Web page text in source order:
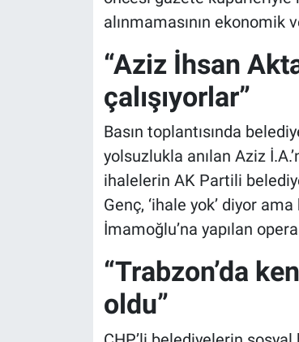
alınmamasının ekonomik
“Aziz İhsan
çalışıyorlar”
Basın toplantısında
yolsuzlukla anılan Aziz
ihalelerin AK Partili
Genç, ‘ihale yok’ diyor
İmamoğlu’na yapılan
“Trabzon’da
oldu”